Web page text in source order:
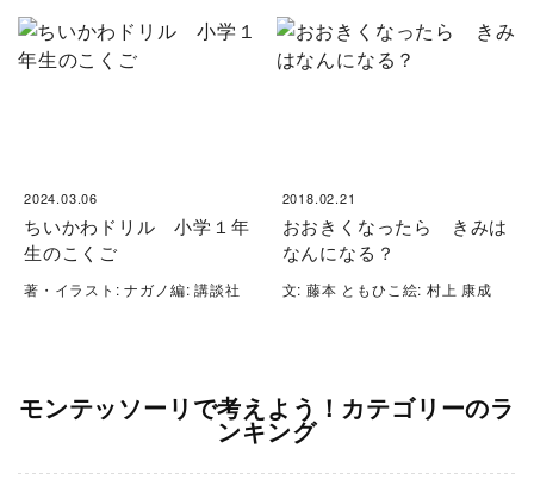
2024.03.06
ちいかわドリル 小学１年
生のこくご
著・イラスト: ナガノ編: 講談社
2018.02.21
おおきくなったら きみは
なんになる？
文: 藤本 ともひこ絵: 村上 康成
モンテッソーリで考えよう！カテゴリーのラ
ンキング